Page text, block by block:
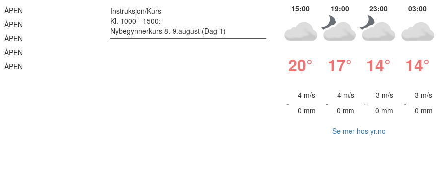
ÅPEN
ÅPEN
ÅPEN
ÅPEN
ÅPEN
Instruksjon/Kurs
Kl. 1000 - 1500:
Nybegynnerkurs 8.-9.august (Dag 1)
15:00
20°
4 m/s
0 mm
19:00
17°
4 m/s
0 mm
23:00
14°
3 m/s
0 mm
03:00
14°
3 m/s
0 mm
Se mer hos yr.no